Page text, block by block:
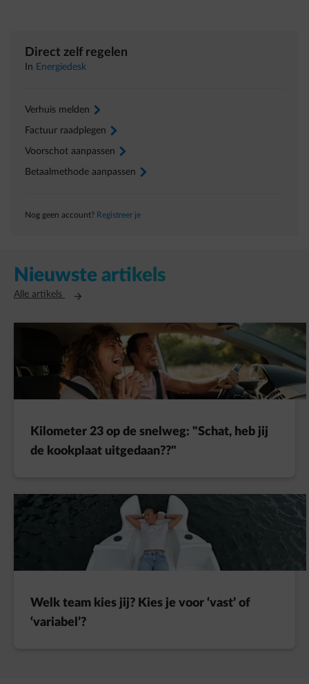
Direct zelf regelen
In Energiedesk
Verhuis melden arrow-right
Factuur raadplegen arrow-right
Voorschot aanpassen arrow-right
Betaalmethode aanpassen arrow-right
Nog geen account? Registreer je
Nieuwste artikels
Alle artikels Opent in een nieuw tabblad
Kilometer 23 op de snelweg: "Schat, heb jij
de kookplaat uitgedaan??"
Welk team kies jij? Kies je voor ‘vast’ of
‘variabel’?